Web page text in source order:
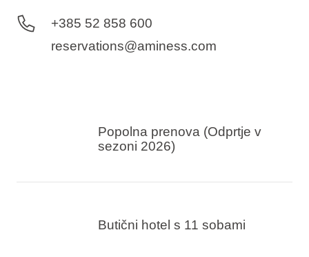
+385 52 858 600
reservations@aminess.com
Popolna prenova (Odprtje v
sezoni 2026)
Butični hotel s 11 sobami